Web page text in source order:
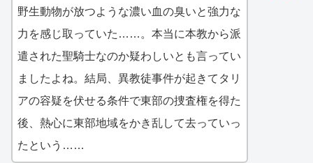
野生動物が放つような濃い血の臭いと強力な
力を感じ取っていた……。本当に本教から派
遣された聖騎士なのか疑わしいとも言ってい
ましたよね。結局、異教徒事件が起きてタリ
アの容疑を伏せる条件で東部の捜査権を得た
後、熱心に東部地域をかき乱して去っていっ
たという……